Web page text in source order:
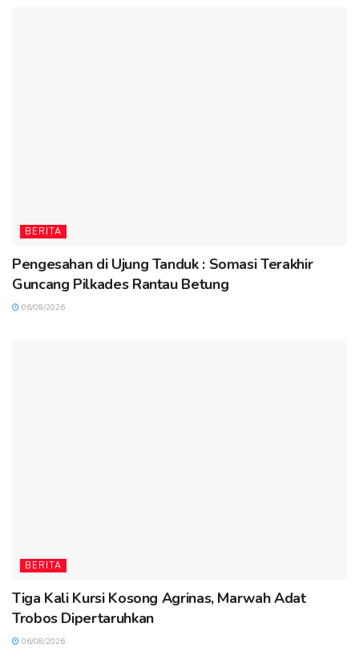
BERITA
Pengesahan di Ujung Tanduk : Somasi Terakhir
Guncang Pilkades Rantau Betung
06/08/2026
BERITA
Tiga Kali Kursi Kosong Agrinas, Marwah Adat
Trobos Dipertaruhkan
06/08/2026